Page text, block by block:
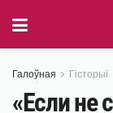
Галоўная Гісторыі
«Если